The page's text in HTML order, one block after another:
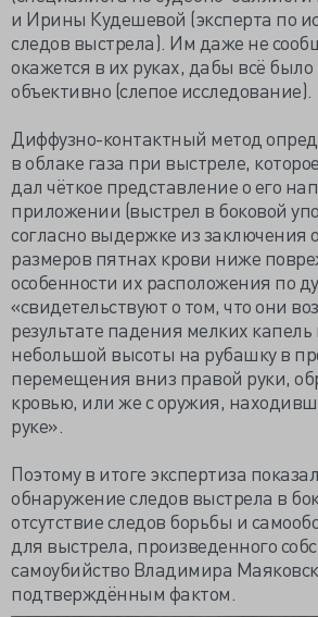
и Ирины Кудешевой (эксперта по
следов выстрела). Им даже не
окажется в их руках, дабы всё
объективно (слепое исследование).
Диффузно-контактный метод
в облаке газа при выстреле,
дал чёткое представление о его
приложении (выстрел в боковой
согласно выдержке из заключения
размеров пятнах крови ниже
особенности их расположения по
«свидетельствуют о том, что они
результате падения мелких капель
небольшой высоты на рубашку в
перемещения вниз правой руки,
кровью, или же с оружия,
руке».
Поэтому в итоге экспертиза
обнаружение следов выстрела в
отсутствие следов борьбы и
для выстрела, произведенного
самоубийство Владимира
подтверждённым фактом.